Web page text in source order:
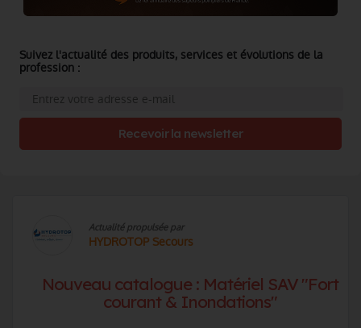
Actualité propulsée par
HYDROTOP Secours
Nouveau catalogue : Matériel SAV "Fort
courant & Inondations"
Suivez l'actualité des produits, services et évolutions de la
profession :
Recevoir la newsletter